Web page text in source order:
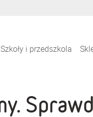
Szkoły i przedszkola